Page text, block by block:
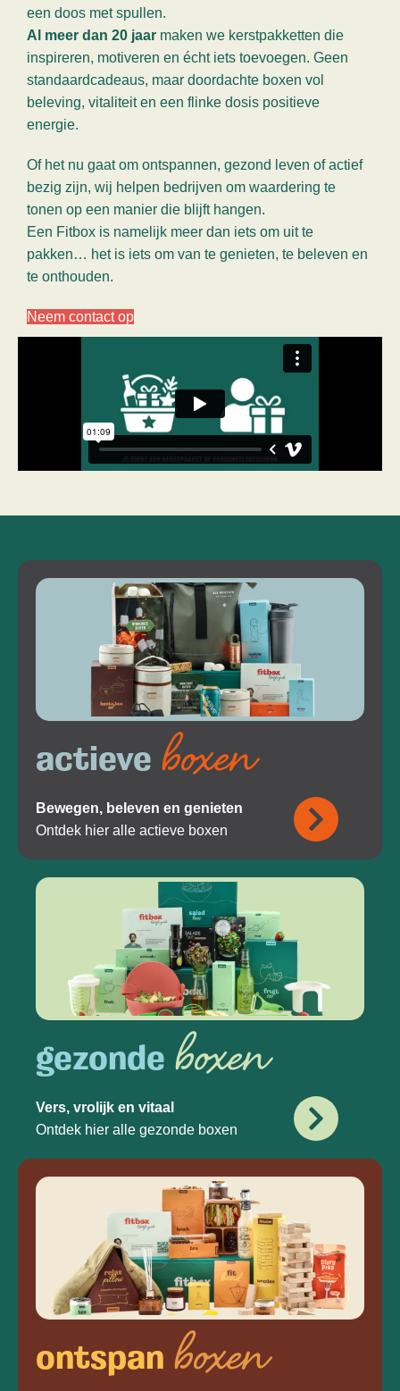
een doos met spullen.
Al meer dan 20 jaar maken we kerstpakketten die
inspireren, motiveren en écht iets toevoegen. Geen
standaardcadeaus, maar doordachte boxen vol
beleving, vitaliteit en een flinke dosis positieve
energie.
Of het nu gaat om ontspannen, gezond leven of actief
bezig zijn, wij helpen bedrijven om waardering te
tonen op een manier die blijft hangen.
Een Fitbox is namelijk meer dan iets om uit te
pakken… het is iets om van te genieten, te beleven en
te onthouden.
Neem contact op
actieve boxen
Bewegen, beleven en genieten
Ontdek hier alle actieve boxen
gezonde boxen
Vers, vrolijk en vitaal
Ontdek hier alle gezonde boxen
ontspan boxen